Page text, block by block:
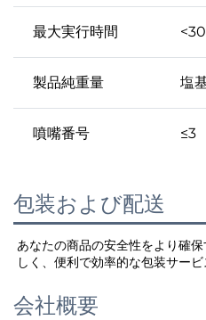
最大実行時間
製品純重量 塩
噴嘴番号 ≤3
包装および配送
あなたの商品の安全性をより確
しく、便利で効率的な包装サー
会社概要